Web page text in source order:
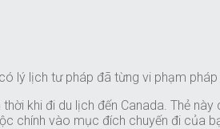
lý lịch tư pháp đã từng vi phạm
khi đi du lịch đến Canada. Thẻ
chính vào mục đích chuyến đi của